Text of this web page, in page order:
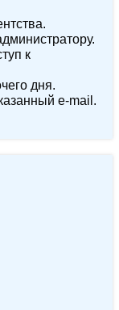
к
дня.
e‑mail.